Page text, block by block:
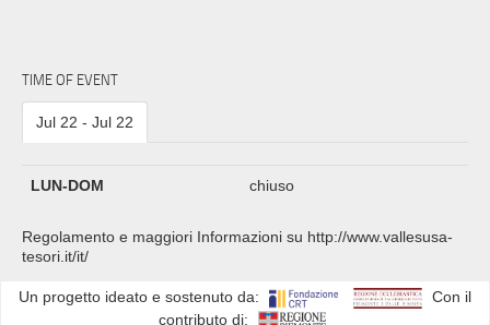
TIME OF EVENT
Jul 22 - Jul 22
LUN-DOM chiuso
Regolamento e maggiori Informazioni su http://www.vallesusa-
tesori.it/it/
Un progetto ideato e sostenuto da:
Con il
contributo di: